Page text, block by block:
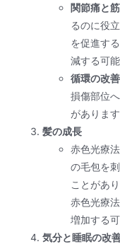
関節痛と
るのに役
を促進す
減する可
循環の改
損傷部位
がありま
髪の成長
赤色光療
の毛包を
ことがあ
赤色光療
増加する
気分と睡眠の改